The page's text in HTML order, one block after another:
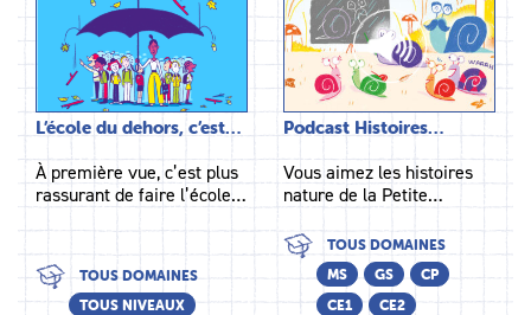
L’école du dehors, c’est…
À première vue, c’est plus
rassurant de faire l’école…
TOUS DOMAINES
TOUS NIVEAUX
Podcast Histoires…
Vous aimez les histoires
nature de la Petite…
TOUS DOMAINES
MS
GS
CP
CE1
CE2